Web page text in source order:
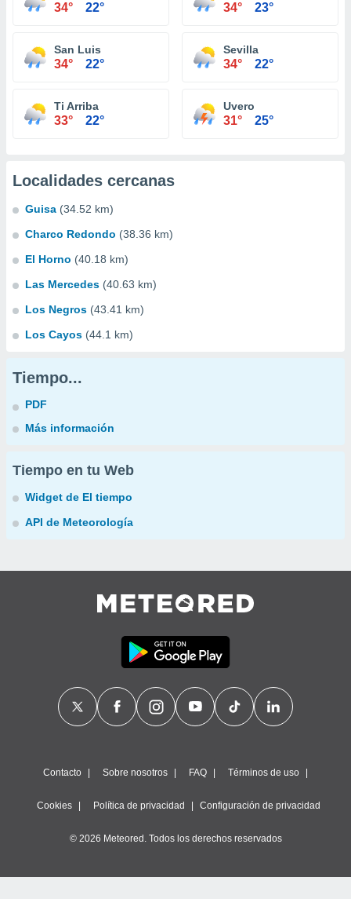
34° 22° 34° 23°
San Luis
34° 22°
Sevilla
34° 22°
Ti Arriba
33° 22°
Uvero
31° 25°
Localidades cercanas
Guisa (34.52 km)
Charco Redondo (38.36 km)
El Horno (40.18 km)
Las Mercedes (40.63 km)
Los Negros (43.41 km)
Los Cayos (44.1 km)
Tiempo...
PDF
Más información
Tiempo en tu Web
Widget de El tiempo
API de Meteorología
Contacto Sobre nosotros FAQ Términos de uso
Cookies Política de privacidad Configuración de privacidad
© 2026 Meteored. Todos los derechos reservados